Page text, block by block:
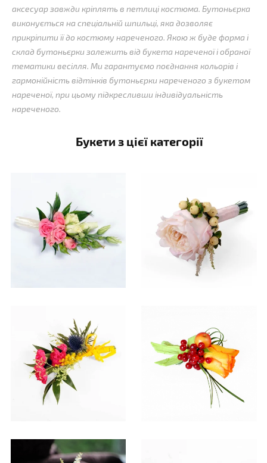
аксесуар завжди кріплять в петлиці костюма. Бутоньєрка
виконується на спеціальній шпильці, яка дозволяє
прикріпити її до костюму нареченого. Якою ж буде форма і
склад бутоньєрки залежить від букета нареченої і обраної
тематики весілля. Ми гарантуємо поєднання кольорів і
гармонійність відтінків бутоньєрки нареченого з букетом
нареченої, при цьому підкресливши індивідуальність
нареченого.
Букети з цієї категорії